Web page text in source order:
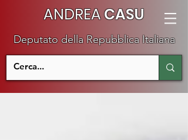
ANDREACASU
Deputato della Repubblica Italiana